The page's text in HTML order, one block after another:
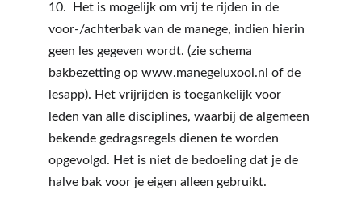
10.  Het is mogelijk om vrij te rijden in de
voor-/achterbak van de manege, indien hierin
geen les gegeven wordt. (zie schema
bakbezetting op www.manegeluxool.nl of de
lesapp). Het vrijrijden is toegankelijk voor
leden van alle disciplines, waarbij de algemeen
bekende gedragsregels dienen te worden
opgevolgd. Het is niet de bedoeling dat je de
halve bak voor je eigen alleen gebruikt.